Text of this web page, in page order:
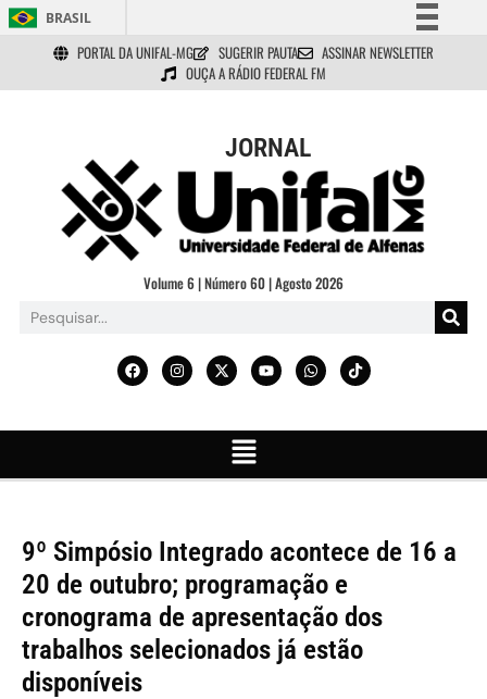
BRASIL
Simplifique!
Comunica BR
Acesso à informação
Legislação
Canais
PORTAL DA UNIFAL-MG SUGERIR PAUTA
ASSINAR NEWSLETTER
OUÇA A RÁDIO FEDERAL FM
JORNAL
Volume 6 | Número 60 | Agosto 2026
9º Simpósio Integrado acontece de 16 a
20 de outubro; programação e
cronograma de apresentação dos
trabalhos selecionados já estão
disponíveis